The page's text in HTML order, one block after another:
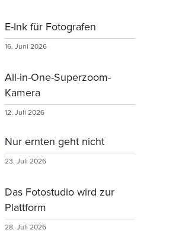
E-Ink für Fotografen
16. Juni 2026
All-in-One-Superzoom-
Kamera
12. Juli 2026
Nur ernten geht nicht
23. Juli 2026
Das Fotostudio wird zur
Plattform
28. Juli 2026